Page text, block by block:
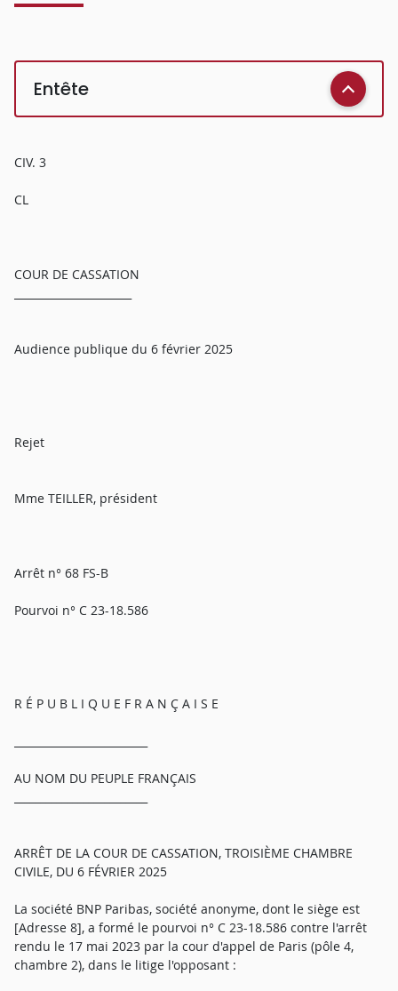
Entête
CIV. 3
CL
COUR DE CASSATION
Audience publique du 6 février 2025
Rejet
Mme TEILLER, président
Arrêt n° 68 FS-B
Pourvoi n° C 23-18.586
R É P U B L I Q U E F R A N Ç A I S E
AU NOM DU PEUPLE FRANÇAIS
ARRÊT DE LA COUR DE CASSATION, TROISIÈME CHAMBRE
CIVILE, DU 6 FÉVRIER 2025
La société BNP Paribas, société anonyme, dont le siège est
[Adresse 8], a formé le pourvoi n° C 23-18.586 contre l'arrêt
rendu le 17 mai 2023 par la cour d'appel de Paris (pôle 4,
chambre 2), dans le litige l'opposant :